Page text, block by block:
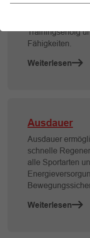
gezielte Reize
Trainingserfolg
Fähigkeiten.
Weiterlesen
Ausdauer
Ausdauer
schnelle
alle Sportarten
Weiterlesen